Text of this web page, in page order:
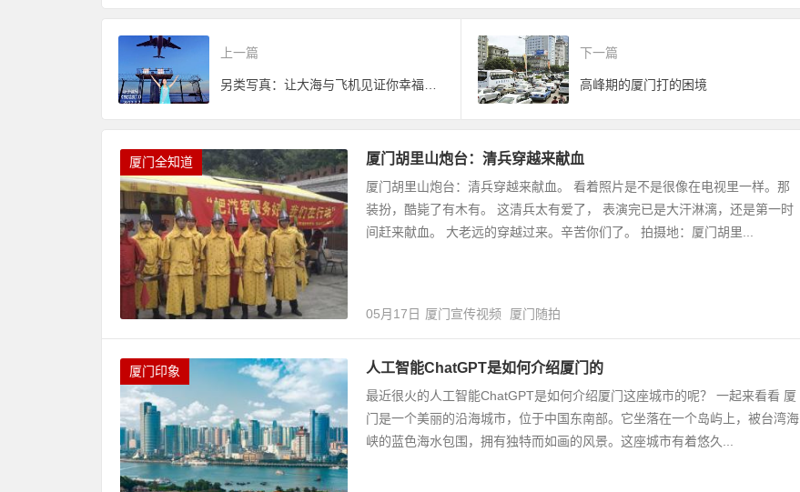
上一篇 下一篇
高峰期的厦门打的困境
厦门全知道 厦门胡里山炮台：清兵穿越来献血
厦门胡里山炮台：清兵穿越来献血。 看着照片是不是很像在电视里一样。那
装扮，酷毙了有木有。 这清兵太有爱了， 表演完已是大汗淋漓，还是第一时
间赶来献血。 大老远的穿越过来。辛苦你们了。 拍摄地：厦门胡里...
05月17日 厦门宣传视频 厦门随拍
厦门印象 人工智能ChatGPT是如何介绍厦门的
最近很火的人工智能ChatGPT是如何介绍厦门这座城市的呢？ 一起来看看 厦
门是一个美丽的沿海城市，位于中国东南部。它坐落在一个岛屿上，被台湾海
峡的蓝色海水包围，拥有独特而如画的风景。这座城市有着悠久...